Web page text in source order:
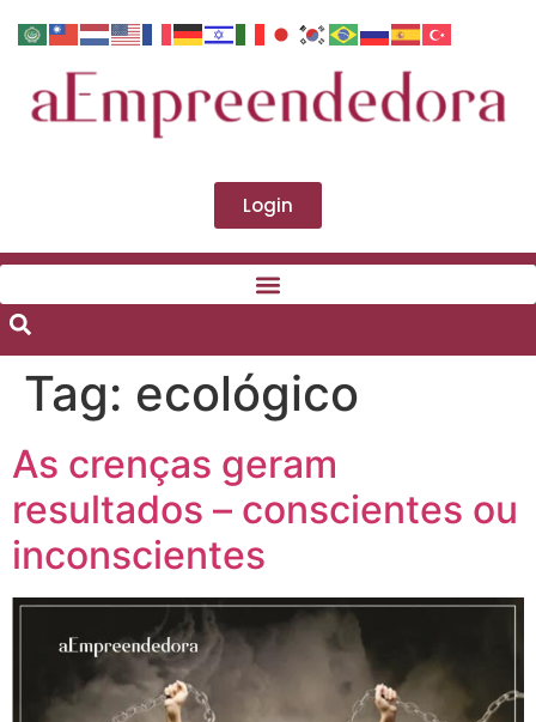
Login
Tag: ecológico
As crenças geram
resultados – conscientes ou
inconscientes